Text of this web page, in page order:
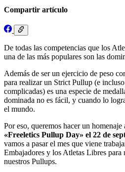
Compartir artículo
De todas las competencias que los
una de las más populares son las
Además de ser un ejercicio de peso
para realizar un Strict Pullup (e
complicadas) es una especie de
dominada no es fácil, y cuando lo
el mundo.
Por eso, queremos hacer un
«Freeletics Pullup Day» el 22 de
vamos a pasar el mes que viene
Embajadores y los Atletas Libres para
nuestros Pullups.